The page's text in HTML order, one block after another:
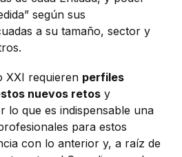
según sus
a su tamaño, sector y
XXI requieren perfiles
nuevos retos y
lo que es indispensable una
para estos
con lo anterior y, a raíz de